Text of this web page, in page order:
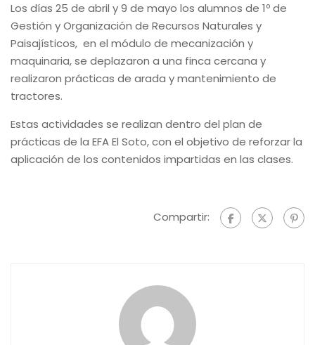
Los días 25 de abril y 9 de mayo los alumnos de 1º de
Gestión y Organización de Recursos Naturales y
Paisajísticos, en el módulo de mecanización y
maquinaria, se deplazaron a una finca cercana y
realizaron prácticas de arada y mantenimiento de
tractores.
Estas actividades se realizan dentro del plan de
prácticas de la EFA El Soto, con el objetivo de reforzar la
aplicación de los contenidos impartidas en las clases.
Compartir: